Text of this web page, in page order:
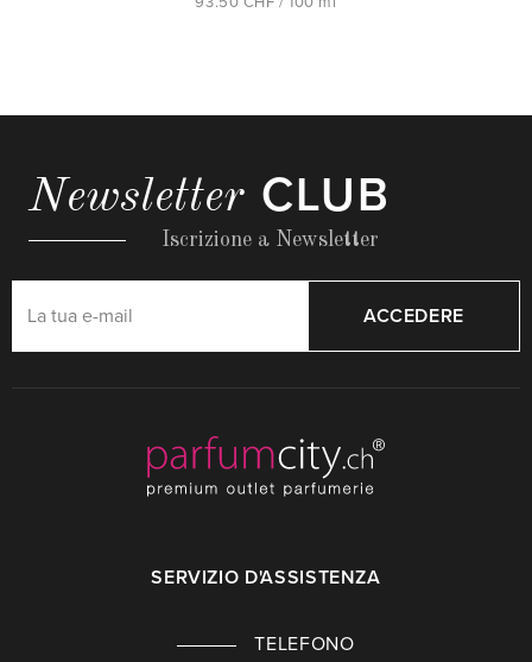
Newsletter CLUB
Iscrizione a Newsletter
ACCEDERE
SERVIZIO D'ASSISTENZA
TELEFONO